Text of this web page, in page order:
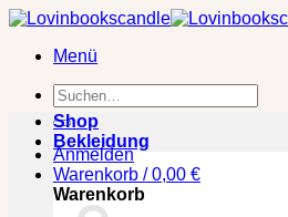
Zum
springenMenü
Suchen
nach:
Anmelden
Warenkorb /0,00 €
Warenkorb
Shop
Bekleidung